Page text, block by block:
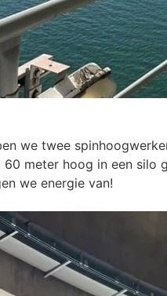
we twee
meter hoog in een
we energie van!